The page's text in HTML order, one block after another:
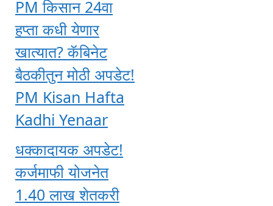
PM किसान 24वा
हप्ता कधी येणार
खात्यात? कॅबिनेट
बैठकीतुन मोठी अपडेट!
PM Kisan Hafta
Kadhi Yenaar
धक्कादायक अपडेट!
कर्जमाफी योजनेत
1.40 लाख शेतकरी